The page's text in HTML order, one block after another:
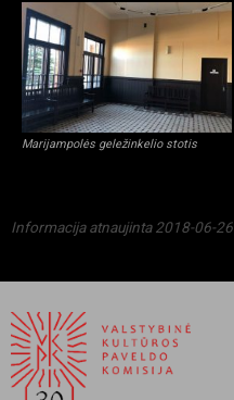
Marijampolės geležinkelio stotis
Informacija atnaujinta 2018-06-26